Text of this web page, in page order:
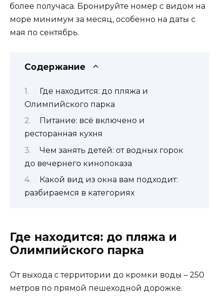
более получаса. Бронируйте номер с видом на
море минимум за месяц, особенно на даты с
мая по сентябрь.
Содержание
Где находится: до пляжа и
Олимпийского парка
Питание: всё включено и
ресторанная кухня
Чем занять детей: от водных горок
до вечернего кинопоказа
Какой вид из окна вам подходит:
разбираемся в категориях
Где находится: до пляжа и
Олимпийского парка
От выхода с территории до кромки воды – 250
метров по прямой пешеходной дорожке.